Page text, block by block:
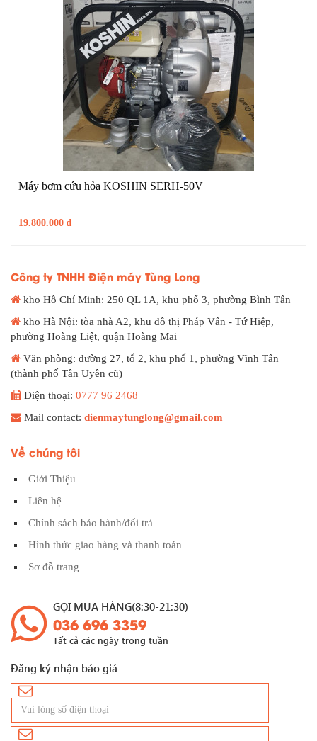
Máy bơm cứu hỏa KOSHIN SERH-50V
19.800.000 ₫
Công ty TNHH Điện máy Tùng Long
kho Hồ Chí Minh: 250 QL 1A, khu phố 3, phường Bình Tân
kho Hà Nội: tòa nhà A2, khu đô thị Pháp Vân - Tứ Hiệp,
phường Hoàng Liệt, quận Hoàng Mai
Văn phòng: đường 27, tổ 2, khu phố 1, phường Vĩnh Tân
(thành phố Tân Uyên cũ)
Điện thoại: 0777 96 2468
Mail contact: dienmaytunglong@gmail.com
Về chúng tôi
Giới Thiệu
Liên hệ
Chính sách bảo hành/đổi trả
Hình thức giao hàng và thanh toán
Sơ đồ trang
GỌI MUA HÀNG(8:30-21:30)
036 696 3359
Tất cả các ngày trong tuần
Đăng ký nhận báo giá